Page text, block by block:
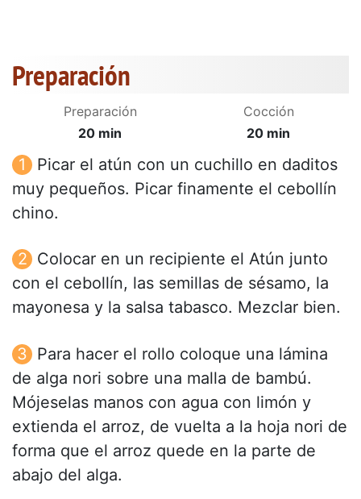
Preparación
Preparación
20 min
Cocción
20 min
Picar el atún con un cuchillo en daditos
muy pequeños. Picar finamente el cebollín
chino.
Colocar en un recipiente el Atún junto
con el cebollín, las semillas de sésamo, la
mayonesa y la salsa tabasco. Mezclar bien.
Para hacer el rollo coloque una lámina
de alga nori sobre una malla de bambú.
Mójeselas manos con agua con limón y
extienda el arroz, de vuelta a la hoja nori de
forma que el arroz quede en la parte de
abajo del alga.